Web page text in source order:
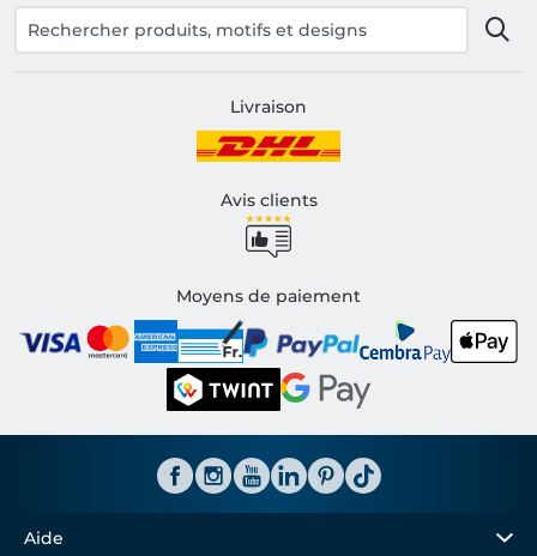
Livraison
Avis clients
Moyens de paiement
Aide